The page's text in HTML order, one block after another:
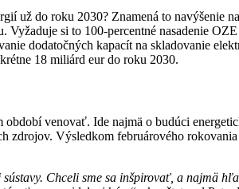
už do roku 2030? Znamená to navýšenie
si to 100-percentné nasadenie
dodatočných kapacít na skladovanie
18 miliárd eur do roku 2030.
venovať. Ide najmä o budúci
zdrojov. Výsledkom februárového
Chceli sme sa inšpirovať, a najmä